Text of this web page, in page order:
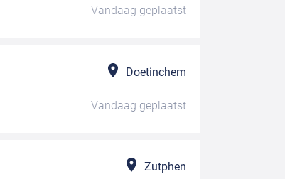
Vandaag geplaatst
Doetinchem
Vandaag geplaatst
Zutphen